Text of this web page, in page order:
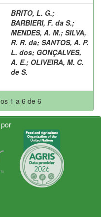
BRITO, L. G.;
BARBIERI, F. da S.;
MENDES, A. M.; SILVA,
R. R. da; SANTOS, A. P.
L. dos; GONÇALVES,
A. E.; OLIVEIRA, M. C.
de S.
1 a 6 de 6